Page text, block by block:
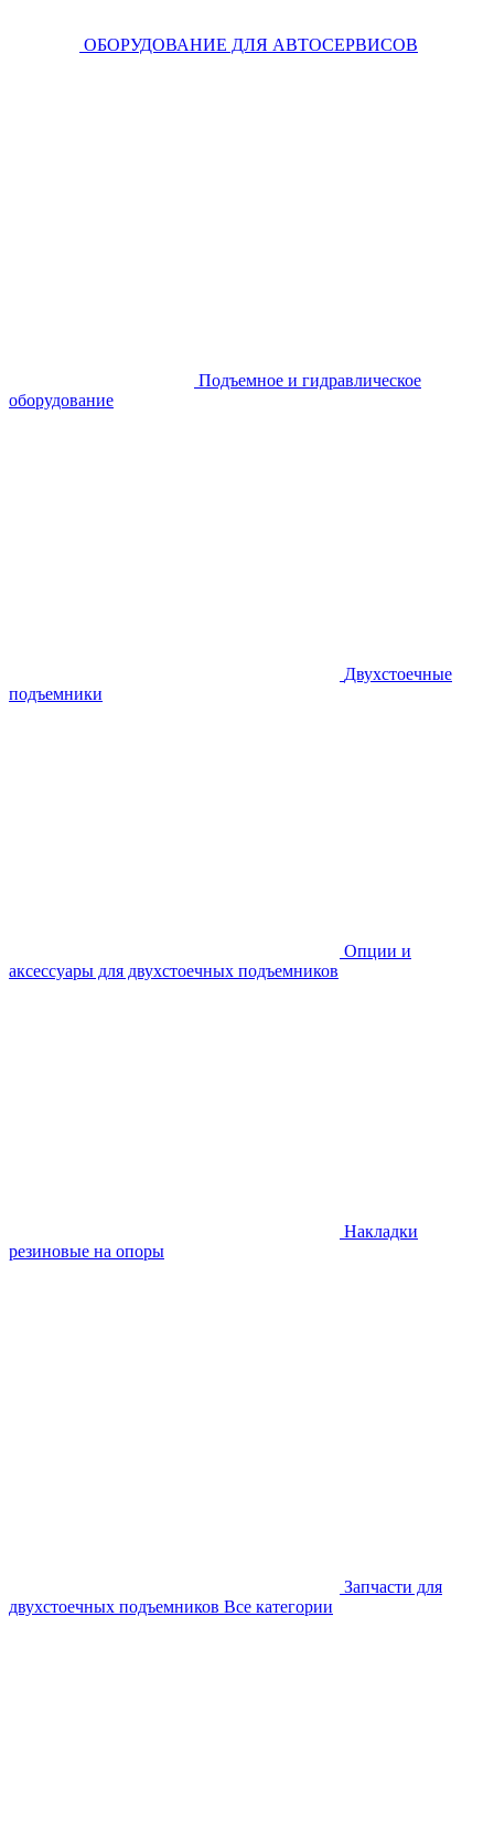
ОБОРУДОВАНИЕ ДЛЯ АВТОСЕРВИСОВ
Подъемное и гидравлическое
оборудование
Двухстоечные
подъемники
Опции и
аксессуары для двухстоечных подъемников
Накладки
резиновые на опоры
Запчасти для
двухстоечных подъемников Все категории